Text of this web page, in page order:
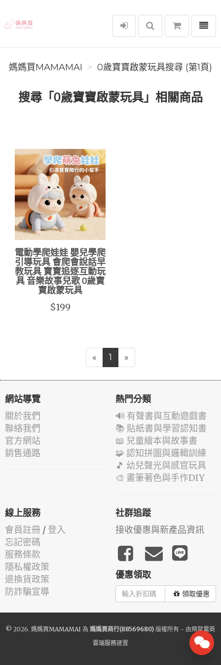
媽媽買MAMAMAI
選單
媽媽買MAMAMAI 0歲寶寶啟蒙玩具搜尋 (第1頁)
搜尋「0歲寶寶啟蒙玩具」相關商品
電動學爬娃娃 嬰兒學爬
引導玩具 會爬會說話早
教玩具 寶寶追逐互動玩
具 音樂故事兒歌 0歲寶
寶啟蒙玩具
$199
« 1 »
網站導覽
關於我們
聯絡我們
官方網站
銷售通路
熱門分類
🔊 有聲書與互動遊戲書
📚 貼紙書與學習認知書
📖 兒童繪本與故事書
🧩 認知拼圖與邏輯訓練
🎵 幼兒聲光與感官玩具
🎨 畫筆著色與手作DIY
線上服務
會員註冊 / 登入
忘記密碼
服務條款
隱私權政策
退換貨政策
防詐騙宣導
社群追蹤
接收優惠與新產品資訊
優惠領取
領取優惠
© 2026. 媽媽買MAMAMAI 為 媽媽買商行(88569680) 版權所有 - 由飛鼠電商
雲端服務建置